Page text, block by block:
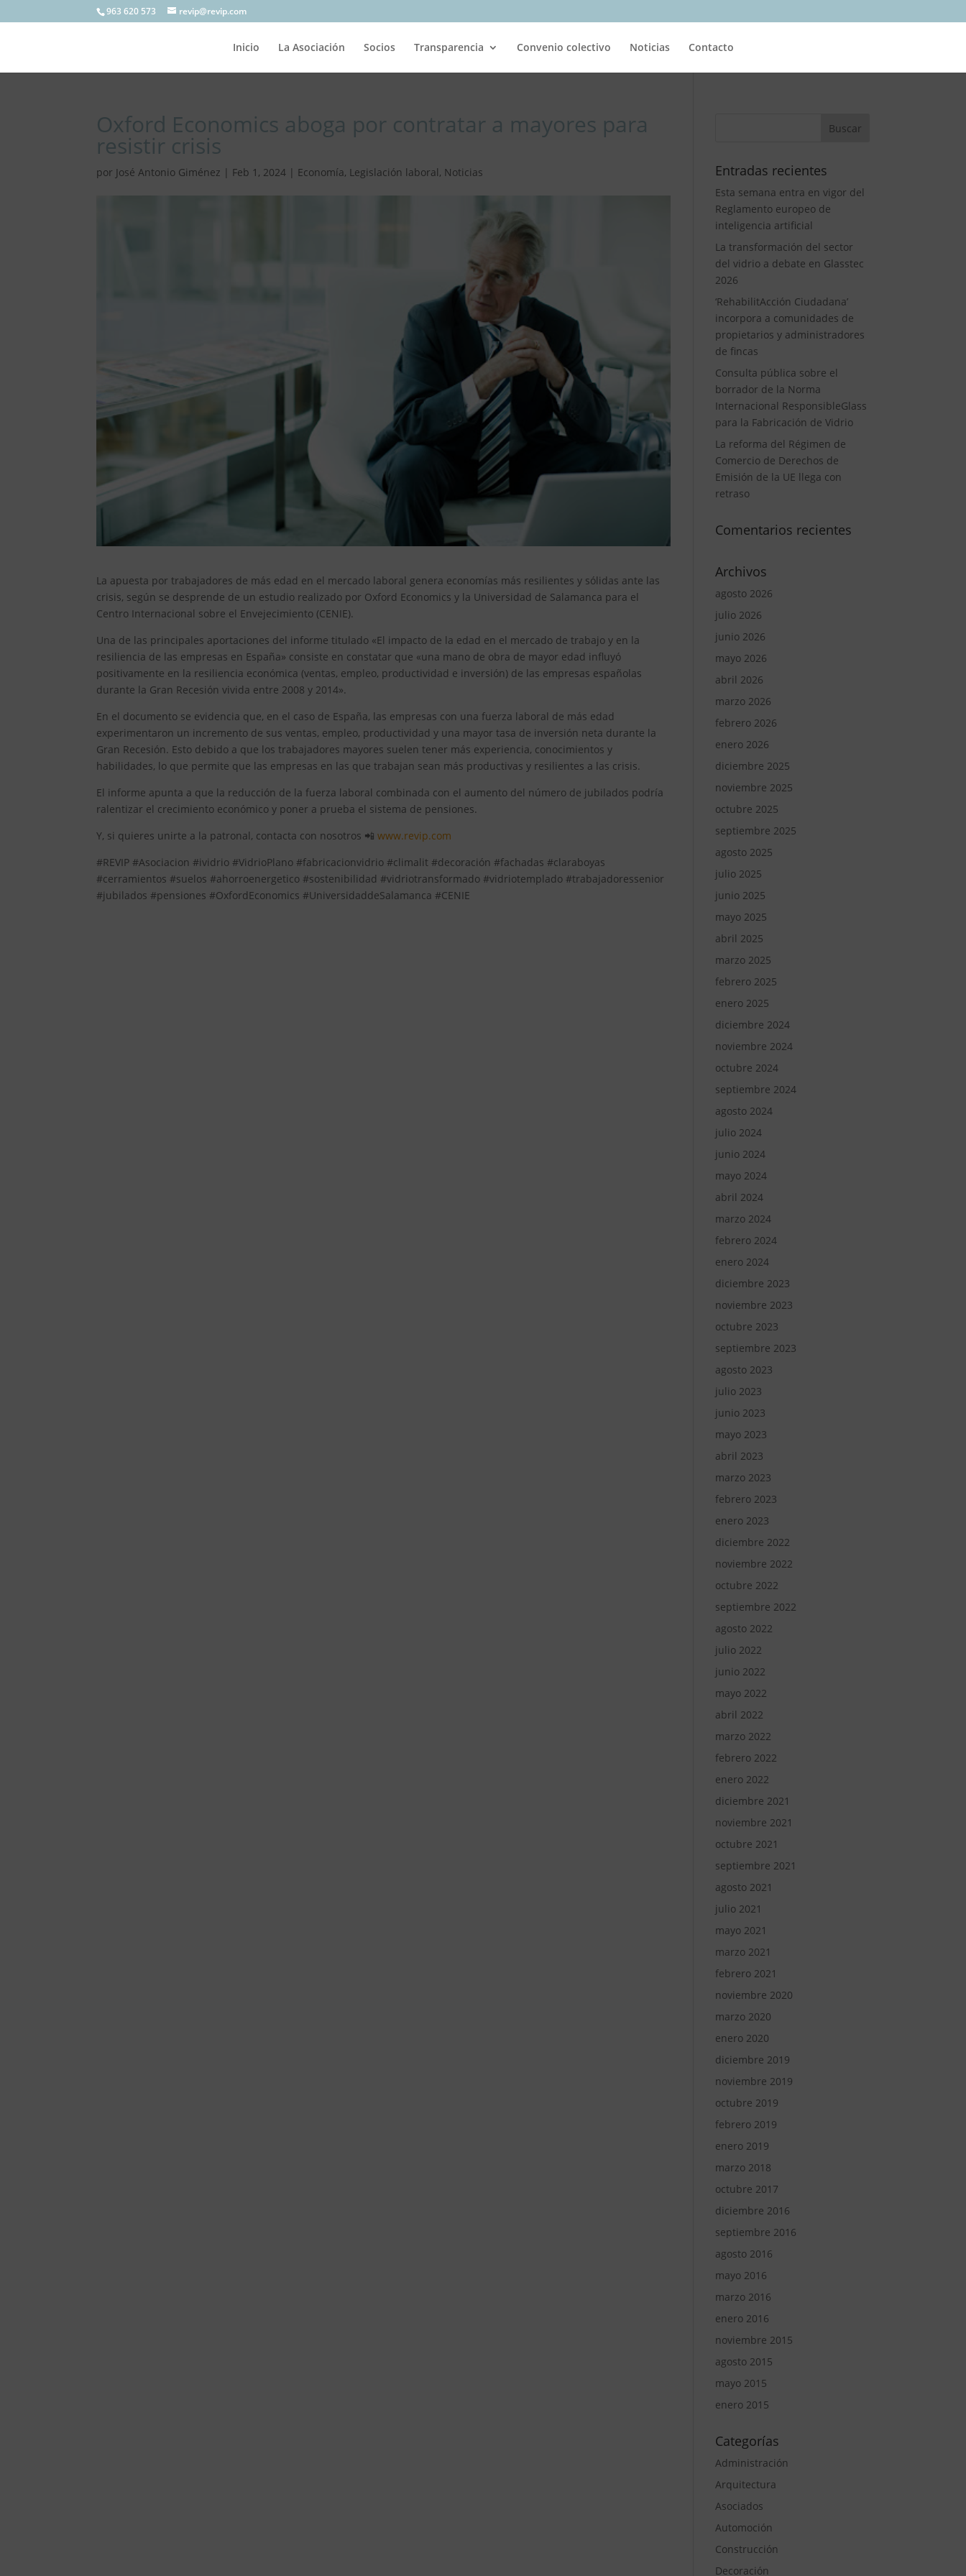
963 620 573 revip@revip.com
Inicio La Asociación Socios Transparencia Convenio colectivo Noticias Contacto
Oxford Economics aboga por contratar a mayores para
resistir crisis
por José Antonio Giménez | Feb 1, 2024 | Economía, Legislación laboral, Noticias
La apuesta por trabajadores de más edad en el mercado laboral genera economías más resilientes y sólidas ante las
crisis, según se desprende de un estudio realizado por Oxford Economics y la Universidad de Salamanca para el
Centro Internacional sobre el Envejecimiento (CENIE).
Una de las principales aportaciones del informe titulado «El impacto de la edad en el mercado de trabajo y en la
resiliencia de las empresas en España» consiste en constatar que «una mano de obra de mayor edad influyó
positivamente en la resiliencia económica (ventas, empleo, productividad e inversión) de las empresas españolas
durante la Gran Recesión vivida entre 2008 y 2014».
En el documento se evidencia que, en el caso de España, las empresas con una fuerza laboral de más edad
experimentaron un incremento de sus ventas, empleo, productividad y una mayor tasa de inversión neta durante la
Gran Recesión. Esto debido a que los trabajadores mayores suelen tener más experiencia, conocimientos y
habilidades, lo que permite que las empresas en las que trabajan sean más productivas y resilientes a las crisis.
El informe apunta a que la reducción de la fuerza laboral combinada con el aumento del número de jubilados podría
ralentizar el crecimiento económico y poner a prueba el sistema de pensiones.
Y, si quieres unirte a la patronal, contacta con nosotros 📲 www.revip.com
#REVIP #Asociacion #ividrio #VidrioPlano #fabricacionvidrio #climalit #decoración #fachadas #claraboyas
#cerramientos #suelos #ahorroenergetico #sostenibilidad #vidriotransformado #vidriotemplado #trabajadoressenior
#jubilados #pensiones #OxfordEconomics #UniversidaddeSalamanca #CENIE
Entradas recientes
Esta semana entra en vigor del
Reglamento europeo de
inteligencia artificial
La transformación del sector
del vidrio a debate en Glasstec
2026
‘RehabilitAcción Ciudadana’
incorpora a comunidades de
propietarios y administradores
de fincas
Consulta pública sobre el
borrador de la Norma
Internacional ResponsibleGlass
para la Fabricación de Vidrio
La reforma del Régimen de
Comercio de Derechos de
Emisión de la UE llega con
retraso
Comentarios recientes
Archivos
agosto 2026
julio 2026
junio 2026
mayo 2026
abril 2026
marzo 2026
febrero 2026
enero 2026
diciembre 2025
noviembre 2025
octubre 2025
septiembre 2025
agosto 2025
julio 2025
junio 2025
mayo 2025
abril 2025
marzo 2025
febrero 2025
enero 2025
diciembre 2024
noviembre 2024
octubre 2024
septiembre 2024
agosto 2024
julio 2024
junio 2024
mayo 2024
abril 2024
marzo 2024
febrero 2024
enero 2024
diciembre 2023
noviembre 2023
octubre 2023
septiembre 2023
agosto 2023
julio 2023
junio 2023
mayo 2023
abril 2023
marzo 2023
febrero 2023
enero 2023
diciembre 2022
noviembre 2022
octubre 2022
septiembre 2022
agosto 2022
julio 2022
junio 2022
mayo 2022
abril 2022
marzo 2022
febrero 2022
enero 2022
diciembre 2021
noviembre 2021
octubre 2021
septiembre 2021
agosto 2021
julio 2021
mayo 2021
marzo 2021
febrero 2021
noviembre 2020
marzo 2020
enero 2020
diciembre 2019
noviembre 2019
octubre 2019
febrero 2019
enero 2019
marzo 2018
octubre 2017
diciembre 2016
septiembre 2016
agosto 2016
mayo 2016
marzo 2016
enero 2016
noviembre 2015
agosto 2015
mayo 2015
enero 2015
Categorías
Administración
Arquitectura
Asociados
Automoción
Construcción
Decoración